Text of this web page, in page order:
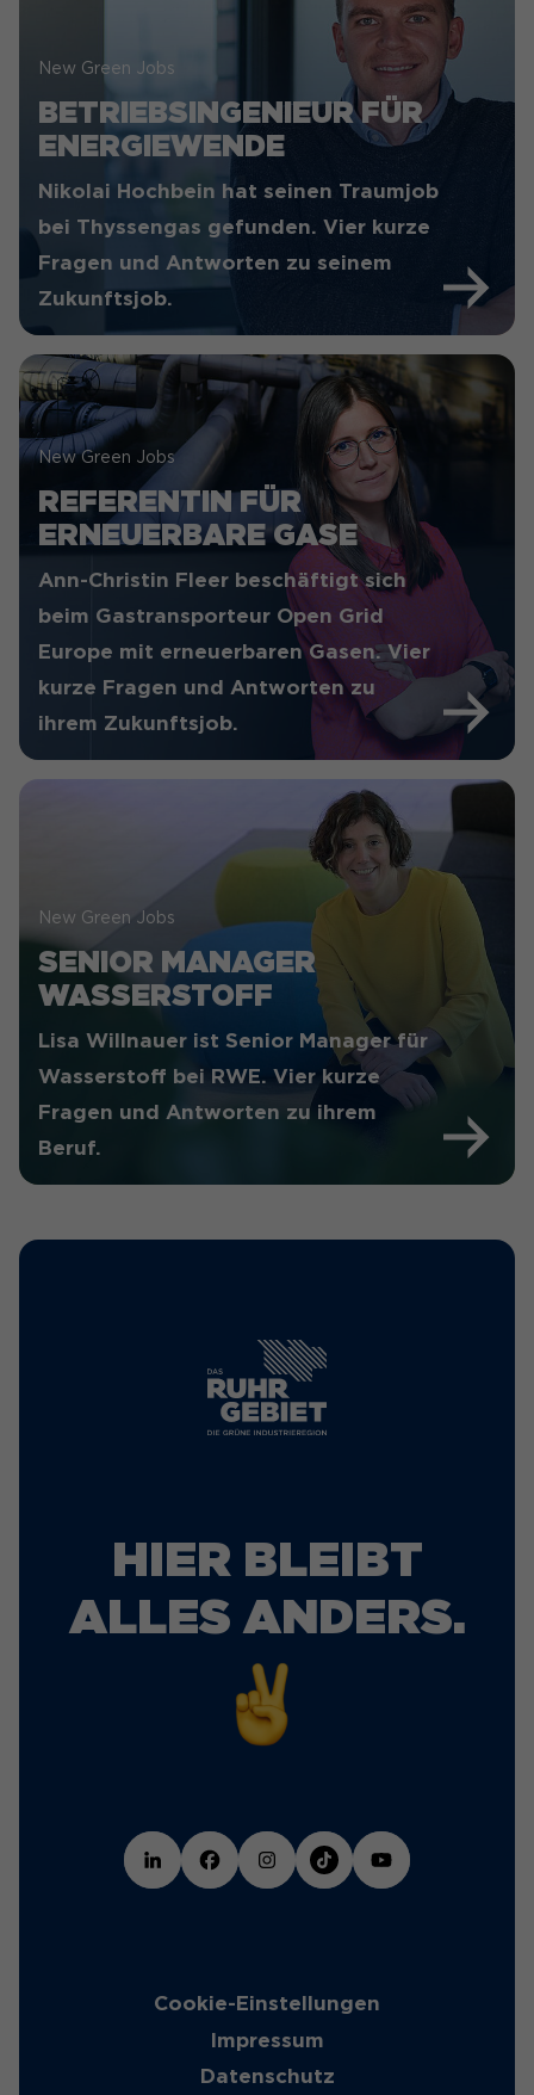
New Green Jobs
BETRIEBSINGENIEUR FÜR
ENERGIEWENDE
Nikolai Hochbein hat seinen Traumjob
bei Thyssengas gefunden. Vier kurze
Fragen und Antworten zu seinem
Zukunftsjob.
New Green Jobs
REFERENTIN FÜR
ERNEUERBARE GASE
Ann-Christin Fleer beschäftigt sich
beim Gastransporteur Open Grid
Europe mit erneuerbaren Gasen. Vier
kurze Fragen und Antworten zu
ihrem Zukunftsjob.
New Green Jobs
SENIOR MANAGER
WASSERSTOFF
Lisa Willnauer ist Senior Manager für
Wasserstoff bei RWE. Vier kurze
Fragen und Antworten zu ihrem
Beruf.
HIER BLEIBT
ALLES ANDERS.
Cookie-Einstellungen
Impressum
Datenschutz